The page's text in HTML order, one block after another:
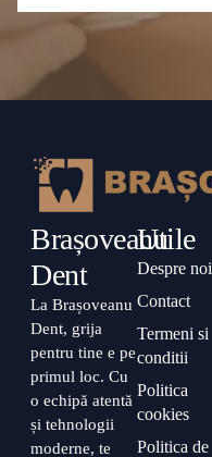
Brașoveanu
Dent
La Brașoveanu
Dent, grija
pentru tine e pe
primul loc. Cu
o echipă atentă
și tehnologii
moderne, te
Utile
Despre noi
Contact
Termeni si
conditii
Politica
cookies
Politica de